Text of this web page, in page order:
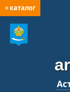
≡ каталог